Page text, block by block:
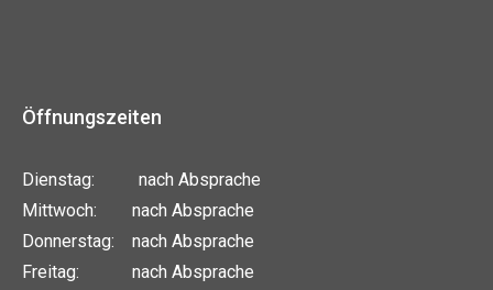
Öffnungszeiten
Dienstag: nach Absprache
Mittwoch: nach Absprache
Donnerstag: nach Absprache
Freitag: nach Absprache